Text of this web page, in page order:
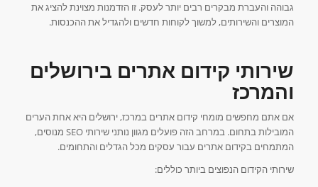
גבוהה והעברת מבקרים רבים יותר לעסק. זו הזדמנות מצוינת להציג את
המוצרים והשירותים, למשוך לקוחות חדשים ולהגדיל את ההכנסות.
שירותי קידום אתרים בירושלים
והמרכז
אם אתם מחפשים מומחי קידום אתרים במרכז, ירושלים היא אחת הערים
המובילות בתחום. במרחב הזה פועלים מגוון נותני שירותי SEO מנוסים,
המתמחים בקידום אתרים עבור עסקים מכל הגדלים והתחומים.
שירותי הקידום הנפוצים ביותר כוללים: